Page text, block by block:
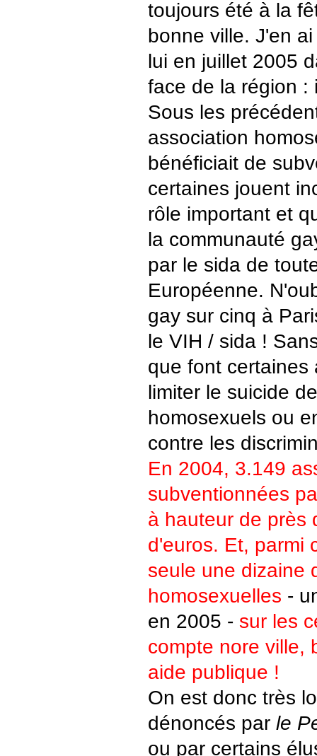
toujours été à la
bonne ville. J'en
lui en juillet 2005
face de la région :
Sous les
association
bénéficiait de
certaines jouent
rôle important et
la communauté
par le sida de
Européenne.
gay sur cinq à
le VIH / sida !
que font certaines
limiter le suicide
homosexuels ou
contre les
En 2004, 3.149
subventionnées
à hauteur de près
d'euros. Et, parmi
seule une dizaine
homosexuelles -
en 2005 - sur les
compte nore ville,
aide publique !
On est donc très
dénoncés par le
ou par certains